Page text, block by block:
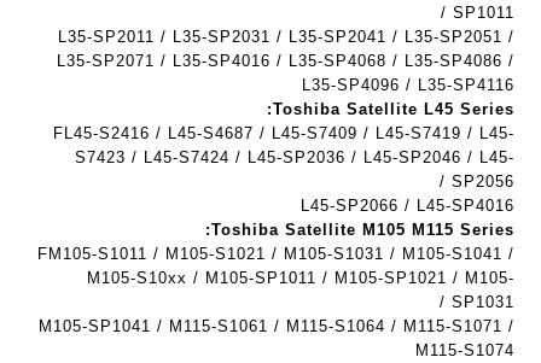
SP1011 /
L35-SP2011 / L35-SP2031 / L35-SP2041 / L35-SP2051 /
L35-SP2071 / L35-SP4016 / L35-SP4068 / L35-SP4086 /
L35-SP4096 / L35-SP4116
Toshiba Satellite L45 Series:
FL45-S2416 / L45-S4687 / L45-S7409 / L45-S7419 / L45-
S7423 / L45-S7424 / L45-SP2036 / L45-SP2046 / L45-
SP2056 /
L45-SP2066 / L45-SP4016
Toshiba Satellite M105 M115 Series:
FM105-S1011 / M105-S1021 / M105-S1031 / M105-S1041 /
M105-S10xx / M105-SP1011 / M105-SP1021 / M105-
SP1031 /
M105-SP1041 / M115-S1061 / M115-S1064 / M115-S1071 /
M115-S1074